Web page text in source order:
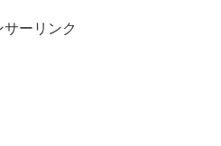
サーリンク